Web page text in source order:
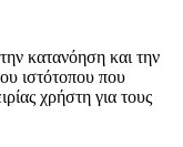
κατανόηση και την
ιστότοπου που
χρήστη για τους